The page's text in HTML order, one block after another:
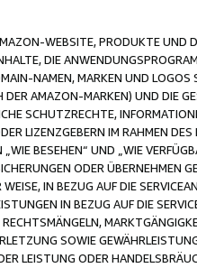
WEBSITE, PRODUKTE UND
DIE
NAMEN, MARKEN UND
DER AMAZON-MARKEN) UND DIE
SCHUTZRECHTE,
LIZENZGEBERN IM RAHMEN
„WIE BESEHEN“ UND „WIE
ODER ÜBERNEHMEN
IN BEZUG AUF DIE
IN BEZUG AUF DIE
SOWIE
LEISTUNG ODER